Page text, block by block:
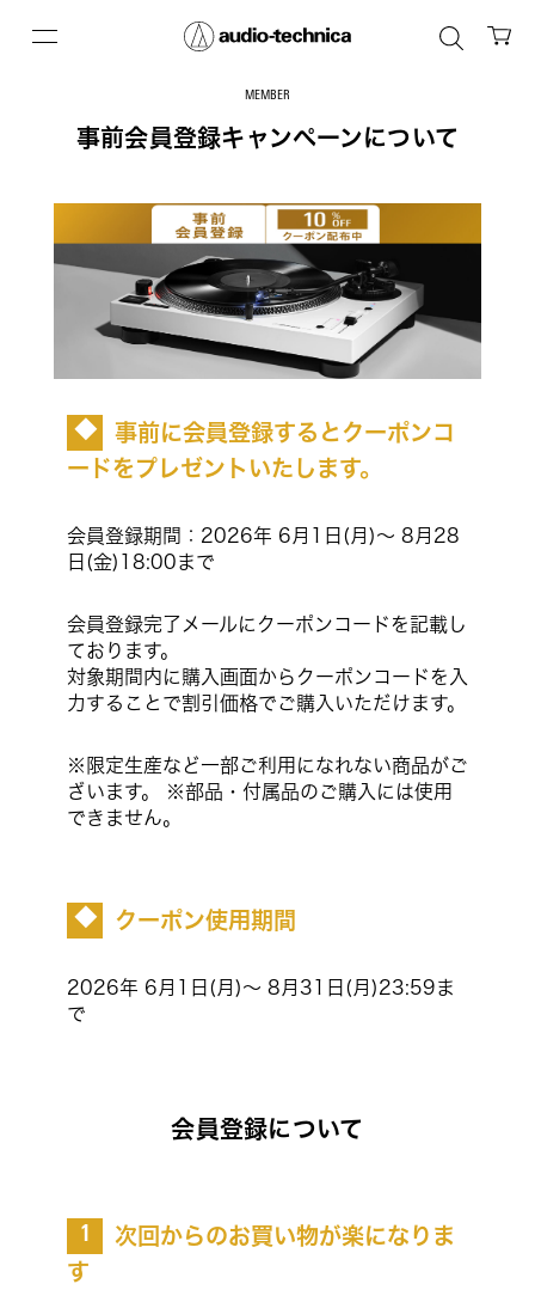
MEMBER
事前会員登録キャンペーンについて
◆
事前に会員登録するとクーポンコ
ードをプレゼントいたします。
会員登録期間：2026年 6月1日(月)〜 8月28
日(金)18:00まで
会員登録完了メールにクーポンコードを記載し
ております。
対象期間内に購入画面からクーポンコードを入
力することで割引価格でご購入いただけます。
※限定生産など一部ご利用になれない商品がご
ざいます。 ※部品・付属品のご購入には使用
できません。
◆ クーポン使用期間
2026年 6月1日(月)〜 8月31日(月)23:59ま
で
会員登録について
1
次回からのお買い物が楽になりま
す